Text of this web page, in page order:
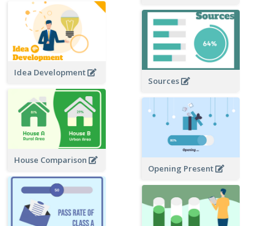
Idea Development
Sources
House Comparison
Opening Present